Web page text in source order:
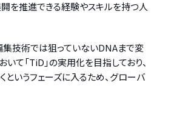
を推進できる経験やスキルを持つ人
集技術では狙っていないDNAまで変
て「TiD」の実用化を目指しており、
いうフェーズに入るため、グローバ